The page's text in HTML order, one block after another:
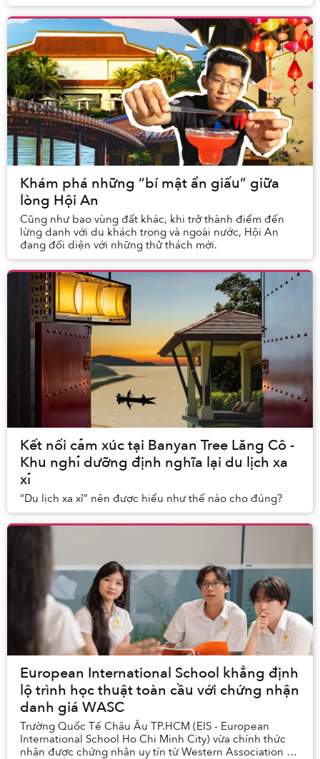
Khám phá những “bí mật ẩn giấu” giữa
lòng Hội An
Cũng như bao vùng đất khác, khi trở thành điểm đến
lừng danh với du khách trong và ngoài nước, Hội An
đang đối diện với những thử thách mới.
Kết nối cảm xúc tại Banyan Tree Lăng Cô -
Khu nghỉ dưỡng định nghĩa lại du lịch xa
xỉ
“Du lịch xa xỉ” nên được hiểu như thế nào cho đúng?
European International School khẳng định
lộ trình học thuật toàn cầu với chứng nhận
danh giá WASC
Trường Quốc Tế Châu Âu TP.HCM (EIS - European
International School Ho Chi Minh City) vừa chính thức
nhận được chứng nhận uy tín từ Western Association of